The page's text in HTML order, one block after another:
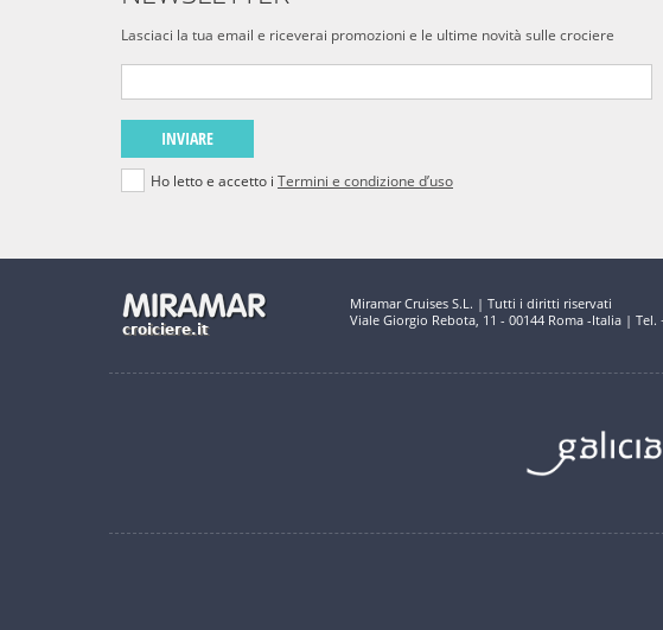
Lasciaci la tua email e riceverai promozioni e le ultime novità sulle crociere
INVIARE
Ho letto e accetto i Termini e condizione d’uso
Miramar Cruises S.L. | Tutti i diritti riservati
Viale Giorgio Rebota, 11 - 00144 Roma -Italia |